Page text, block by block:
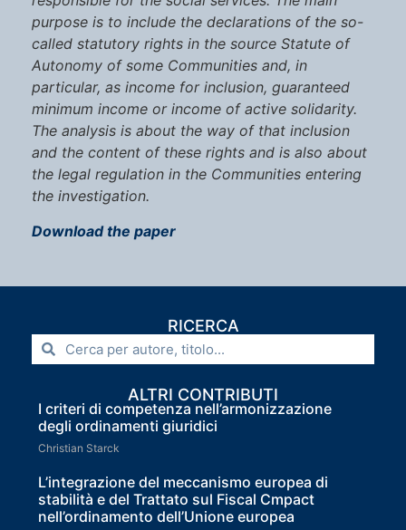
purpose is to include the declarations of the so-
called statutory rights in the source Statute of
Autonomy of some Communities and, in
particular, as income for inclusion, guaranteed
minimum income or income of active solidarity.
The analysis is about the way of that inclusion
and the content of these rights and is also about
the legal regulation in the Communities entering
the investigation.
Download the paper
RICERCA
ALTRI CONTRIBUTI
I criteri di competenza nell’armonizzazione
degli ordinamenti giuridici
Christian Starck
L’integrazione del meccanismo europea di
stabilità e del Trattato sul Fiscal Cmpact
nell’ordinamento dell’Unione europea